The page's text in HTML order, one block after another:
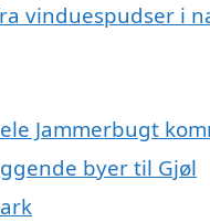
vinduespudser i
Jammerbugt
byer til Gjøl